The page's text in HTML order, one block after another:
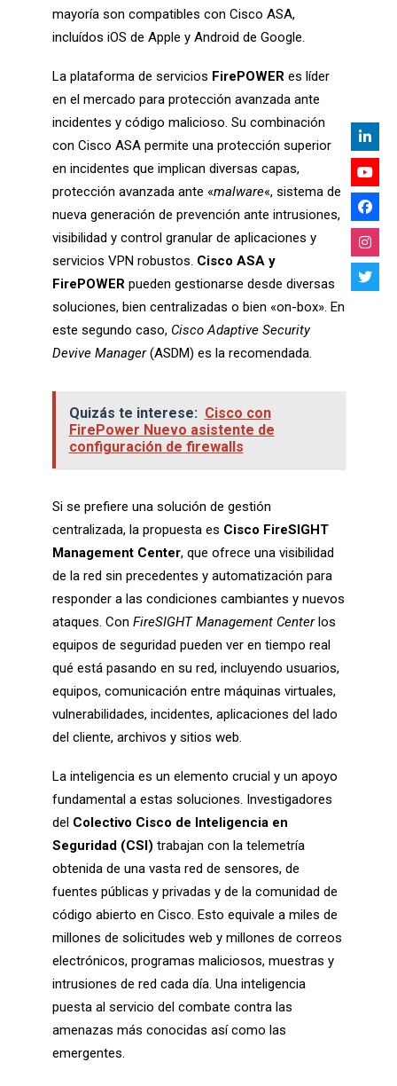
mayoría son compatibles con Cisco ASA,
incluídos iOS de Apple y Android de Google.
La plataforma de servicios FirePOWERes líder
en el mercado para protección avanzada ante
incidentes y código malicioso. Su combinación
con Cisco ASA permite una protección superior
en incidentes que implican diversas capas,
protección avanzada ante «malware«, sistema de
nueva generación de prevención ante intrusiones,
visibilidad y control granular de aplicaciones y
servicios VPN robustos. Cisco ASAy
FirePOWERpueden gestionarse desde diversas
soluciones, bien centralizadas o bien «on-box». En
este segundo caso,Cisco Adaptive Security
Devive Manager(ASDM) es la recomendada.
Quizás te interese: Cisco con
FirePower Nuevo asistente de
configuración de firewalls
Si se prefiere una solución de gestión
centralizada, la propuesta es Cisco FireSIGHT
Management Center, que ofrece una visibilidad
de la red sin precedentes y automatización para
responder a las condiciones cambiantes y nuevos
ataques. Con FireSIGHT Management Centerlos
equipos de seguridad pueden ver en tiempo real
qué está pasando en su red, incluyendo usuarios,
equipos, comunicación entre máquinas virtuales,
vulnerabilidades, incidentes, aplicaciones del lado
del cliente, archivos y sitios web.
La inteligencia es un elemento crucial y un apoyo
fundamental a estas soluciones. Investigadores
delColectivo Cisco de Inteligencia en
Seguridad (CSI) trabajan con la telemetría
obtenida de una vasta red de sensores, de
fuentes públicas y privadas y de la comunidad de
código abierto en Cisco. Esto equivale a miles de
millones de solicitudes web y millones de correos
electrónicos, programas maliciosos, muestras y
intrusiones de red cada día. Una inteligencia
puesta al servicio del combate contra las
amenazas más conocidas así como las
emergentes.